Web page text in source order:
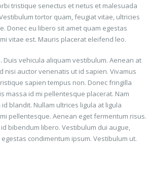
tristique senectus et netus et malesuada
tortor quam, feugiat vitae, ultricies
Donec eu libero sit amet quam egestas
vitae est. Mauris placerat eleifend leo.
Duis vehicula aliquam vestibulum. Aenean at
nisi auctor venenatis ut id sapien. Vivamus
sapien tempus non. Donec fringilla
massa id mi pellentesque placerat. Nam
blandit. Nullam ultrices ligula at ligula
pellentesque. Aenean eget fermentum risus.
bibendum libero. Vestibulum dui augue,
condimentum ipsum. Vestibulum ut.